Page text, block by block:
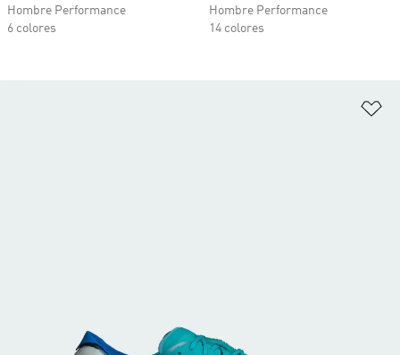
Hombre Performance
6 colores
Hombre Performance
14 colores